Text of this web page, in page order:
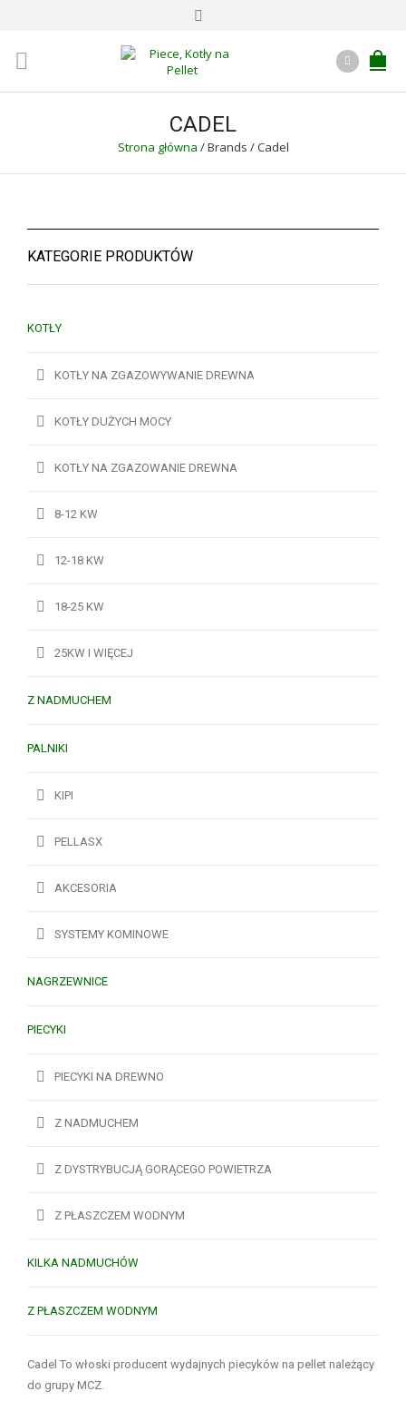
CADEL
Strona główna /Brands /Cadel
Cadel To włoski producent wydajnych piecyków na pellet należący
do grupy MCZ.
KATEGORIE PRODUKTÓW
KOTŁY
KOTŁY NA ZGAZOWYWANIE DREWNA
KOTŁY DUŻYCH MOCY
KOTŁY NA ZGAZOWANIE DREWNA
8-12 KW
12-18 KW
18-25 KW
25KW I WIĘCEJ
Z NADMUCHEM
PALNIKI
KIPI
PELLASX
AKCESORIA
SYSTEMY KOMINOWE
NAGRZEWNICE
PIECYKI
PIECYKI NA DREWNO
Z NADMUCHEM
Z DYSTRYBUCJĄ GORĄCEGO POWIETRZA
Z PŁASZCZEM WODNYM
KILKA NADMUCHÓW
Z PŁASZCZEM WODNYM